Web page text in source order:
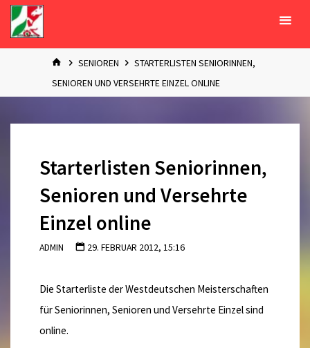
Zum
Inhalt
springen
STARTSENIOREN
STARTERLISTEN SENIORINNEN,
SENIOREN UND VERSEHRTE EINZEL ONLINE
Starterlisten Seniorinnen,
Senioren und Versehrte
Einzel online
ADMIN 29. FEBRUAR 2012, 15:16
Die Starterliste der Westdeutschen Meisterschaften
für Seniorinnen, Senioren und Versehrte Einzel sind
online.